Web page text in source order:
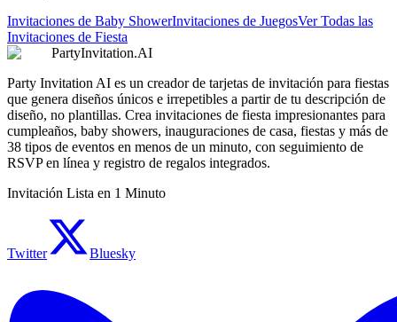
Invitaciones de Baby ShowerInvitaciones de JuegosVer Todas las
Invitaciones de Fiesta
PartyInvitation.AI
Party Invitation AI es un creador de tarjetas de invitación para fiestas
que genera diseños únicos e irrepetibles a partir de tu descripción de
diseño, no plantillas. Crea invitaciones de fiesta impresionantes para
cumpleaños, baby showers, inauguraciones de casa, fiestas y más de
38 tipos de eventos en menos de un minuto, con seguimiento de
RSVP en línea y registro de regalos integrados.
Invitación Lista en 1 Minuto
Twitter Bluesky